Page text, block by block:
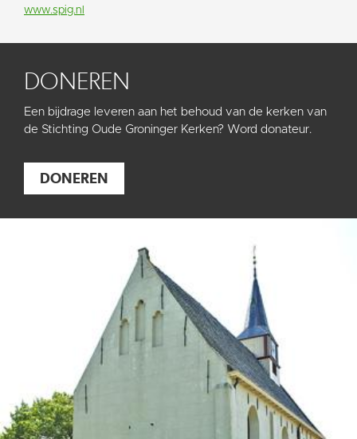
www.spig.nl
DONEREN
Een bijdrage leveren aan het behoud van de kerken van
de Stichting Oude Groninger Kerken? Word donateur.
DONEREN